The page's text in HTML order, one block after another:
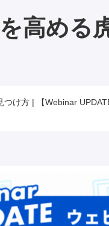
高める
け方 | 【Webinar